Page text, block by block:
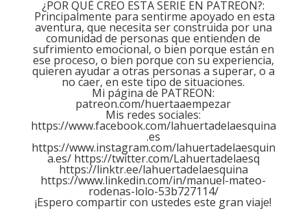
¿POR QUÉ CREO ESTA SERIE EN PATREON?:
Principalmente para sentirme apoyado en esta
aventura, que necesita ser construida por una
comunidad de personas que entienden de
sufrimiento emocional, o bien porque están en
ese proceso, o bien porque con su experiencia,
quieren ayudar a otras personas a superar, o a
no caer, en este tipo de situaciones.
Mi página de PATREON:
patreon.com/huertaaempezar
Mis redes sociales:
https://www.facebook.com/lahuertadelaesquina
.es
https://www.instagram.com/lahuertadelaesquin
a.es/ https://twitter.com/Lahuertadelaesq
https://linktr.ee/lahuertadelaesquina
https://www.linkedin.com/in/manuel-mateo-
rodenas-lolo-53b727114/
¡Espero compartir con ustedes este gran viaje!